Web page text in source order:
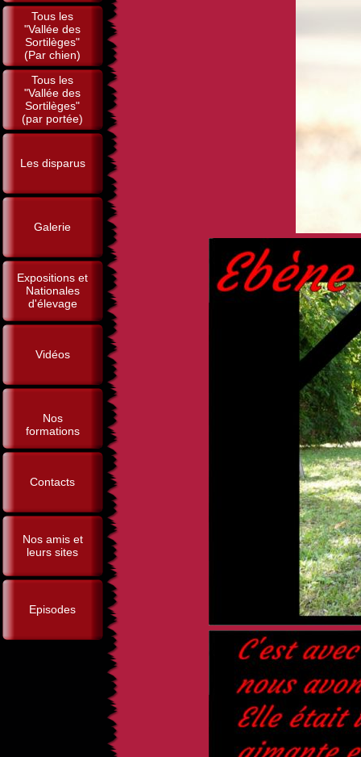
Tous les
"Vallée des
Sortilèges"
(Par chien)
Tous les
"Vallée des
Sortilèges"
(par portée)
Les disparus
Galerie
Expositions et
Nationales
d'élevage
Vidéos
Nos
formations
Contacts
Nos amis et
leurs sites
Episodes